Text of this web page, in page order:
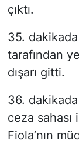
çıktı.
35. dakikada
tarafından
dışarı gitti.
36.
ceza
Fiola’nın